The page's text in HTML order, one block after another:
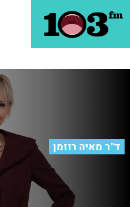
ד"ר מאיה רוזמן